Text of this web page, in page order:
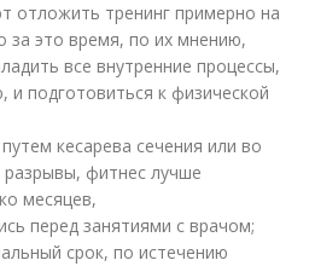
отложить тренинг примерно на
за это время, по их мнению,
все внутренние процессы,
и подготовиться к физической
кесарева сечения или во
фитнес лучше
месяцев,
перед занятиями с врачом;
срок, по истечению